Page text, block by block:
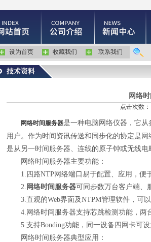
设为首页 收藏我们 联系我们
网络
点击次数
网络时间服务器是一种电脑网络仪器，它
用户。作为时间资讯传送和同步化的协定是
是从另一时间服务器、连线的原子钟或无线电
网络时间服务器主要功能：
1.四路NTP网络端口易于配置、应用，便
2. 网络时间服务器可同步数万台客户端、
3.直观的Web界面及NTPM管理软件，可
4.网络时间服务器支持芯跳检测功能，两
5.支持Bonding功能，同一设备四网卡可设
网络时间服务器典型应用：